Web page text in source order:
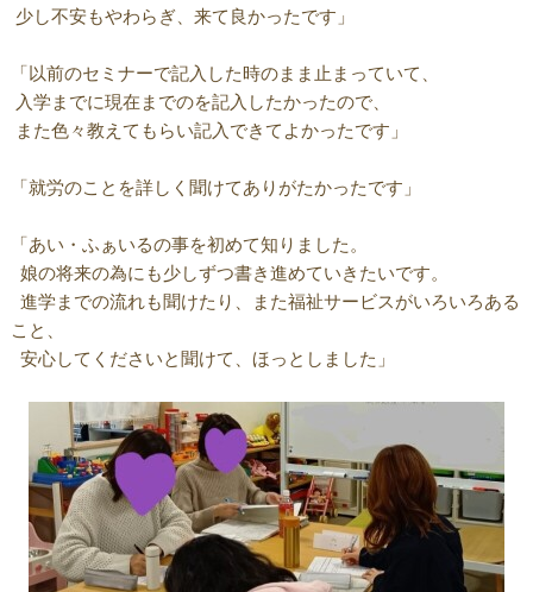
少し不安もやわらぎ、来て良かったです」
「以前のセミナーで記入した時のまま止まっていて、
入学までに現在までのを記入したかったので、
また色々教えてもらい記入できてよかったです」
「就労のことを詳しく聞けてありがたかったです」
「あい・ふぁいるの事を初めて知りました。
娘の将来の為にも少しずつ書き進めていきたいです。
進学までの流れも聞けたり、また福祉サービスがいろいろある
こと、
安心してくださいと聞けて、ほっとしました」